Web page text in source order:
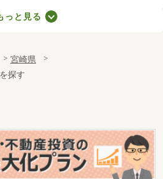
島
無指定
418.99m²
200万円
宮崎県宮崎市田野町乙
１種中高
224m²
っと見る
宮崎県
探す